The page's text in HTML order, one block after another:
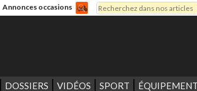
Annonces occasions
Formulaire de
Rechercher
DOSSIERS VIDÉOS SPORT